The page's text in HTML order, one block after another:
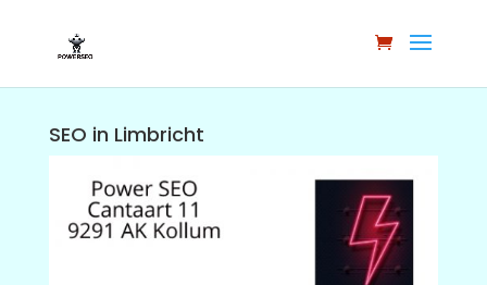
SEO in Limbricht